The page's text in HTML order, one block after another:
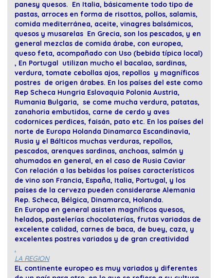
panesy quesos. En Italia, básicamente todo tipo de
pastas, arroces en forma de risottos, pollos, salamis,
comida mediterránea, aceite, vinagres balsámicos,
quesos y musarelas En Grecia, son los pescados, y en
general mezclas de comida árabe, con europea,
queso feta, acompañado con Uso (bebida típica local)
, En Portugal utilizan mucho el bacalao, sardinas,
verdura, tomate cebollas ajos, repollos y magníficos
postres de origen árabes. En los países del este como
Rep Scheca Hungria Eslovaquia Polonia Austria,
Rumania Bulgaria, se come mucha verdura, patatas,
zanahoria embutidos, carne de cerdo y aves
codornices perdices, faisán, pato etc. En los países del
norte de Europa Holanda Dinamarca Escandinavia,
Rusia y el Bálticos muchas verduras, repollos,
pescados, arenques sardinas, anchoas, salmón y
ahumados en general, en el caso de Rusia Caviar
Con relación a las bebidas los países característicos
de vino son Francia, España, Italia, Portugal, y los
países de la cerveza pueden considerarse Alemania
Rep. Scheca, Bélgica, Dinamarca, Holanda.
En Europa en general asisten magníficos quesos,
helados, pastelerías chocolaterías, frutas variadas de
excelente calidad, carnes de baca, de buey, caza, y
excelentes postres variados y de gran creatividad
.
LA REGION
EL continente europeo es muy variados y diferentes